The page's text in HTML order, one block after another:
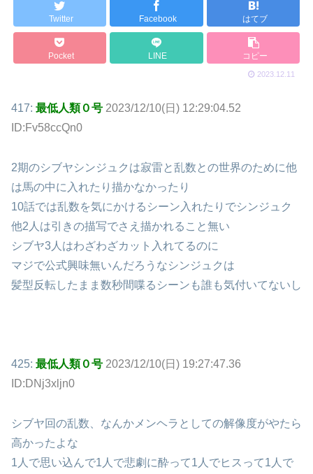
Twitter Facebook はてブ
Pocket LINE コピー
2023.12.11
417: 最低人類０号 2023/12/10(日) 12:29:04.52
ID:Fv58ccQn0
2期のシブヤシンジュクは寂雷と乱数との世界のために他
は馬の中に入れたり描かなかったり
10話では乱数を気にかけるシーン入れたりでシンジュク
他2人は引きの描写でさえ描かれること無い
シブヤ3人はわざわざカット入れてるのに
マジで公式興味無いんだろうなシンジュクは
髪型反転したまま数秒間喋るシーンも誰も気付いてないし
425: 最低人類０号 2023/12/10(日) 19:27:47.36
ID:DNj3xljn0
シブヤ回の乱数、なんかメンヘラとしての解像度がやたら
高かったよな
1人で思い込んで1人で悲劇に酔って1人でヒスって1人で